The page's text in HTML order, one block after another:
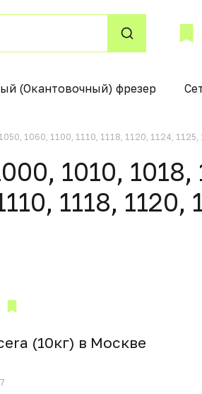
(Окантовочный) фрезер
1060, 1100, 1110, 1118, 1120, 1124, 1125,
1010, 1018,
1118, 1120,
(10кг) в Москвe